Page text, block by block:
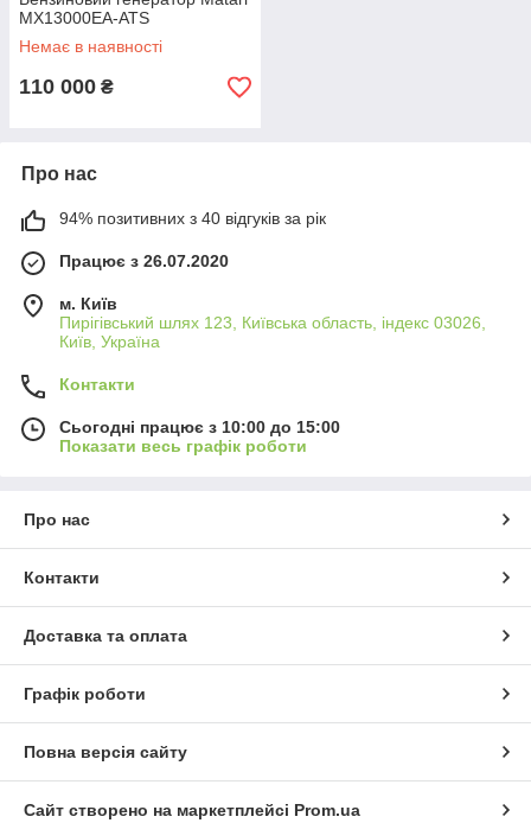
MX13000EA-ATS
Немає в наявності
110 000 ₴
Про нас
94% позитивних з 40 відгуків за рік
Працює з 26.07.2020
м. Київ
Пирігівський шлях 123, Київська область, індекс 03026,
Київ, Україна
Контакти
Сьогодні працює з 10:00 до 15:00
Показати весь графік роботи
Про нас
Контакти
Доставка та оплата
Графік роботи
Повна версія сайту
Сайт створено на маркетплейсі Prom.ua